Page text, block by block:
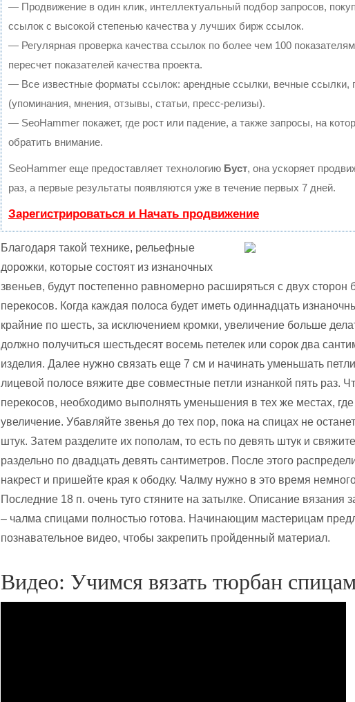
— Продвижение в один клик, интеллектуальный подбор запросов,
ссылок с высокой степенью качества у лучших бирж ссылок.
— Регулярная проверка качества ссылок по более чем 100
пересчет показателей качества проекта.
— Все известные форматы ссылок: арендные ссылки, вечные ссылки,
(упоминания, мнения, отзывы, статьи, пресс-релизы).
— SeoHammer покажет, где рост или падение, а также запросы, на
обратить внимание.
SeoHammer еще предоставляет технологию Буст, она ускоряет
раз, а первые результаты появляются уже в течение первых 7 дней.
Зарегистрироваться и Начать продвижение
Благодаря такой технике, рельефные
дорожки, которые состоят из изнаночных
звеньев, будут постепенно равномерно расширяться с двух сторон
перекосов. Когда каждая полоса будет иметь одиннадцать
крайние по шесть, за исключением кромки, увеличение больше
должно получиться шестьдесят восемь петелек или сорок два
изделия. Далее нужно связать еще 7 см и начинать уменьшать
лицевой полосе вяжите две совместные петли изнанкой пять раз.
перекосов, необходимо выполнять уменьшения в тех же местах,
увеличение. Убавляйте звенья до тех пор, пока на спицах не
штук. Затем разделите их пополам, то есть по девять штук и
раздельно по двадцать девять сантиметров. После этого
накрест и пришейте края к ободку. Чалму нужно в это время
Последние 18 п. очень туго стяните на затылке. Описание вязания
– чалма спицами полностью готова. Начинающим мастерицам
познавательное видео, чтобы закрепить пройденный материал.
Видео: Учимся вязать тюрбан